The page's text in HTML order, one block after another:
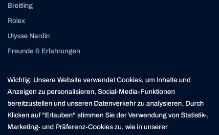
Breitling
Rolex
Ulysse Nardin
Freunde & Erfahrungen
Instagram Linkedin
contact@yourasset.com
* Die Kreditvergabe ist verboten, wenn sie zur Überschuldung des Verbrauchers führt (Art. 3
Wichtig: Unsere Website verwendet Cookies, um Inhalte und
Anzeigen zu personalisieren, Social-Media-Funktionen
bereitzustellen und unseren Datenverkehr zu analysieren. Durch
Klicken auf "Erlauben" stimmen Sie der Verwendung von Statistik-,
Marketing- und Präferenz-Cookies zu, wie in unserer